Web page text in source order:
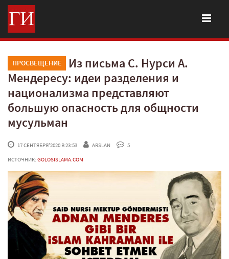
ПРОСВЕЩЕНИЕ
Из письма С. Нурси А.
Мендересу: идеи разделения и
национализма представляют
большую опасность для общности
мусульман
17 СЕНТЯБРЯ'2020 В 23:53 ARSLAN
5
ИСТОЧНИК: GOLOSISLAMA.COM